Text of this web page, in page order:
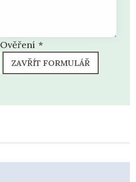
Ověření *
ZAVŘÍT FORMULÁŘ